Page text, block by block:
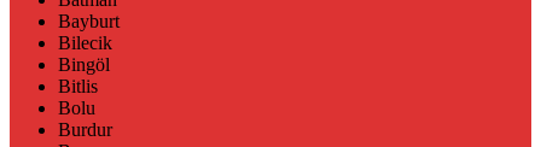
Bayburt
Bilecik
Bingöl
Bitlis
Bolu
Burdur